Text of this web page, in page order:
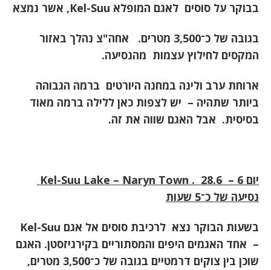
בבוקר על סוסים לאגם המופלא Kel-Suu, אשר נמצא
בגובה של כ־3,500 מטרים. אחה"צ נהלך באזור
המקסים לחילוץ עצמות מהנסיעה.
ארוחת ערב ולינה במחנה היורטים ברמה הגבוהה
ביותר שתהיה – יש לצפות כאן ללילה ברמה מאוד
בסיסית. אבל האגם שווה את זה.
יום 6 – 28.6
. Kel-Suu Lake – Naryn Town
נסיעה של כ־5 שעות
בשעות הבוקר נצא לרכיבת סוסים אל אגם Kel-Suu
– אחד האגמים היפים והמסתוריים בקירגיזסטן. האגם
שוכן בין צוקים דרמטיים בגובה של כ־3,500 מטרים,